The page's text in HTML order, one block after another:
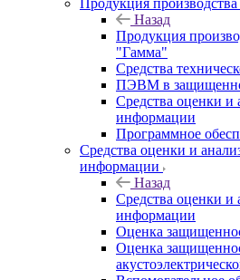
Продукция
Назад
Продукция
"Гамма"
Средства
ПЭВМ в
Средства оценки и
информации
Программное
Средства оценки и
информации
Назад
Средства оценки и
информации
Оценка
Оценка